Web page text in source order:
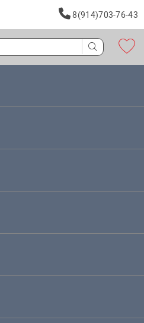
8(914)703-76-43